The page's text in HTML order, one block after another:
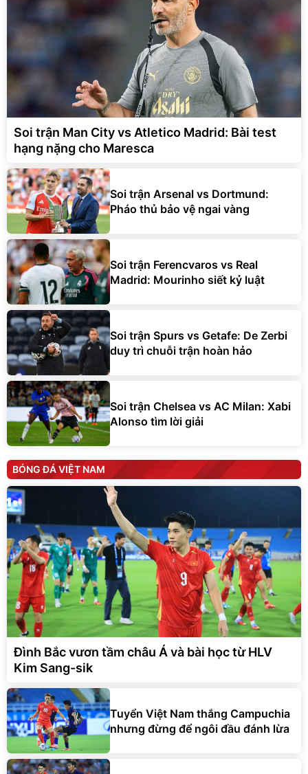
Soi trận Man City vs Atletico Madrid: Bài test
hạng nặng cho Maresca
Soi trận Arsenal vs Dortmund:
Pháo thủ bảo vệ ngai vàng
Soi trận Ferencvaros vs Real
Madrid: Mourinho siết kỷ luật
Soi trận Spurs vs Getafe: De Zerbi
duy trì chuỗi trận hoàn hảo
Soi trận Chelsea vs AC Milan: Xabi
Alonso tìm lời giải
BÓNG ĐÁ VIỆT NAM
Đình Bắc vươn tầm châu Á và bài học từ HLV
Kim Sang-sik
Tuyển Việt Nam thắng Campuchia
nhưng đừng để ngôi đầu đánh lừa